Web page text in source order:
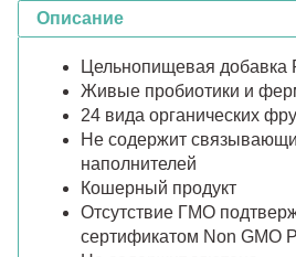
Описание
Цельнопищевая добавка
Живые пробиотики и
24 вида органических
Не содержит
наполнителей
Кошерный продукт
Отсутствие ГМО
сертификатом Non GMO